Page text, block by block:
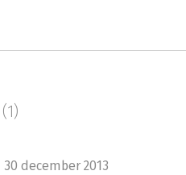
(1)
december 2013